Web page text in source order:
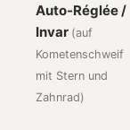
Auto-Réglée /
Invar (auf
Kometenschweif
mit Stern und
Zahnrad)